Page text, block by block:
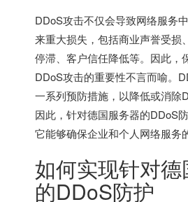
DDoS攻击不仅会导致网络服务
来重大损失，包括商业声誉受损
停滞、客户信任降低等。因此，
DDoS攻击的重要性不言而喻。
一系列预防措施，以降低或消除
因此，针对德国服务器的DDoS
它能够确保企业和个人网络服务
如何实现针对
的DDoS防护